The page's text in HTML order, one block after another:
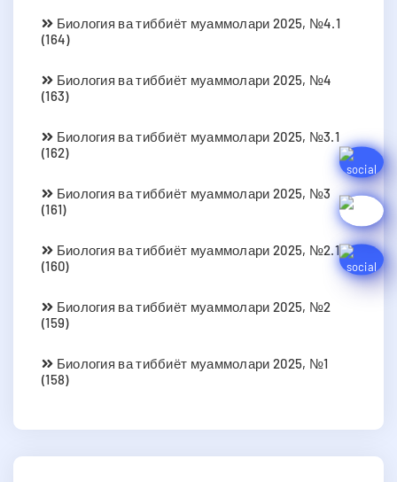
Биология ва тиббиёт муаммолари 2025, №4.1
(164)
Биология ва тиббиёт муаммолари 2025, №4
(163)
Биология ва тиббиёт муаммолари 2025, №3.1
(162)
Биология ва тиббиёт муаммолари 2025, №3
(161)
Биология ва тиббиёт муаммолари 2025, №2.1
(160)
Биология ва тиббиёт муаммолари 2025, №2
(159)
Биология ва тиббиёт муаммолари 2025, №1
(158)